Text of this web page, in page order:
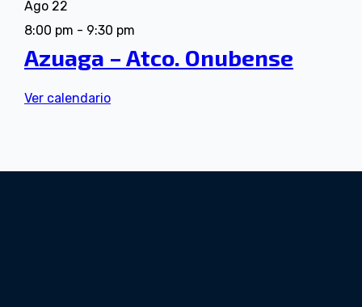
Ago 22
8:00 pm - 9:30 pm
Azuaga – Atco. Onubense
Ver calendario